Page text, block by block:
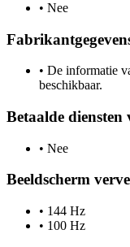
• Nee
• De informatie
beschikbaar.
Betaalde diensten
• Nee
Beeldscherm
• 144 Hz
• 100 Hz